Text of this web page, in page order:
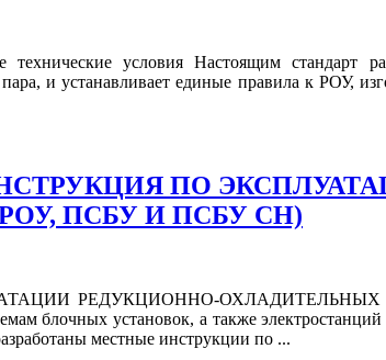
условия Настоящим стандарт
и устанавливает единые правила к РОУ,
ИНСТРУКЦИЯ ПО
ПСБУ И ПСБУ СН)
РЕДУКЦИОННО-
блочных установок, а также
местные инструкции по ...